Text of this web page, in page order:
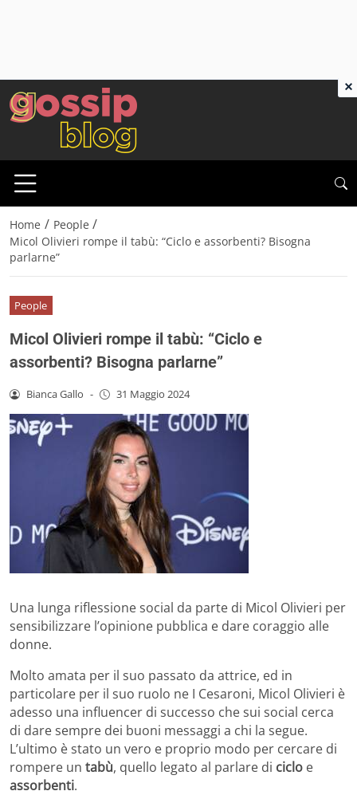
Home / People /
Micol Olivieri rompe il tabù: “Ciclo e assorbenti? Bisogna
parlarne”
People
Micol Olivieri rompe il tabù: “Ciclo e
assorbenti? Bisogna parlarne”
Bianca Gallo - 31 Maggio 2024
Una lunga riflessione social da parte di Micol Olivieri per
sensibilizzare l’opinione pubblica e dare coraggio alle
donne.
Molto amata per il suo passato da attrice, ed in
particolare per il suo ruolo ne I Cesaroni, Micol Olivieri è
adesso una influencer di successo che sui social cerca
di dare sempre dei buoni messaggi a chi la segue.
L’ultimo è stato un vero e proprio modo per cercare di
rompere un tabù, quello legato al parlare di ciclo e
assorbenti.
×